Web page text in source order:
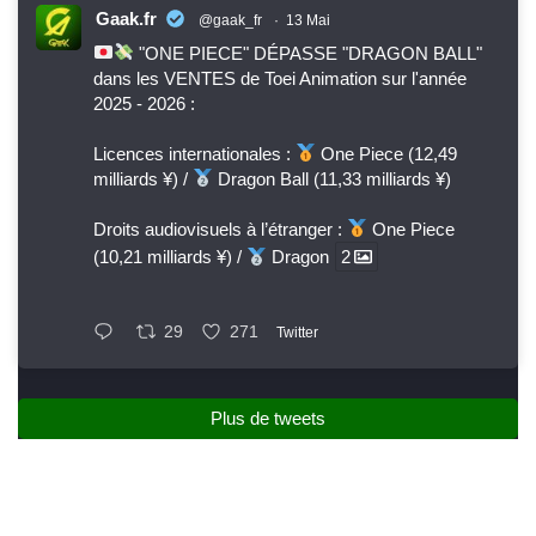
Gaak.fr @gaak_fr · 13 Mai
"ONE PIECE" DÉPASSE "DRAGON BALL"
dans les VENTES de Toei Animation sur l'année
2025 - 2026 :
Licences internationales :
One Piece (12,49
milliards ¥) /
Dragon Ball (11,33 milliards ¥)
Droits audiovisuels à l’étranger :
One Piece
(10,21 milliards ¥) /
Dragon 2
29 271 Twitter
Plus de tweets